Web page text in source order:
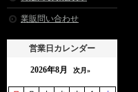
業販問い合わせ
営業日カレンダー
2026年8月 次月»